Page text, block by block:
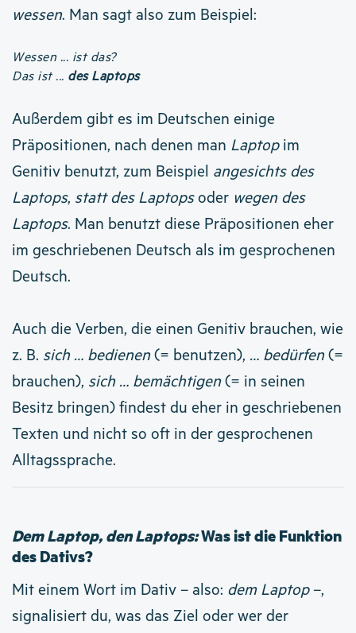
wessen. Man sagt also zum Beispiel:
Wessen ... ist das?
Das ist ... des Laptops
Außerdem gibt es im Deutschen einige
Präpositionen, nach denen man Laptopim
Genitiv benutzt, zum Beispiel angesichts des
Laptops, statt des Laptopsoder wegen des
Laptops. Man benutzt diese Präpositionen eher
im geschriebenen Deutsch als im gesprochenen
Deutsch.
Auch die Verben, die einen Genitiv brauchen, wie
z. B. sich … bedienen(= benutzen), … bedürfen(=
brauchen), sich … bemächtigen(= in seinen
Besitz bringen) findest du eher in geschriebenen
Texten und nicht so oft in der gesprochenen
Alltagssprache.
Dem Laptop, den Laptops:Was ist die Funktion
des Dativs?
Mit einem Wort im Dativ – also: dem Laptop–,
signalisiert du, was das Ziel oder wer der